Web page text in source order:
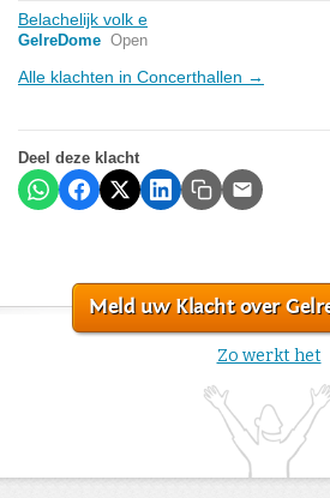
Belachelijk volk e
GelreDome Open
Alle klachten in Concerthallen →
Deel deze klacht
Meld uw Klacht over
Zo werkt het